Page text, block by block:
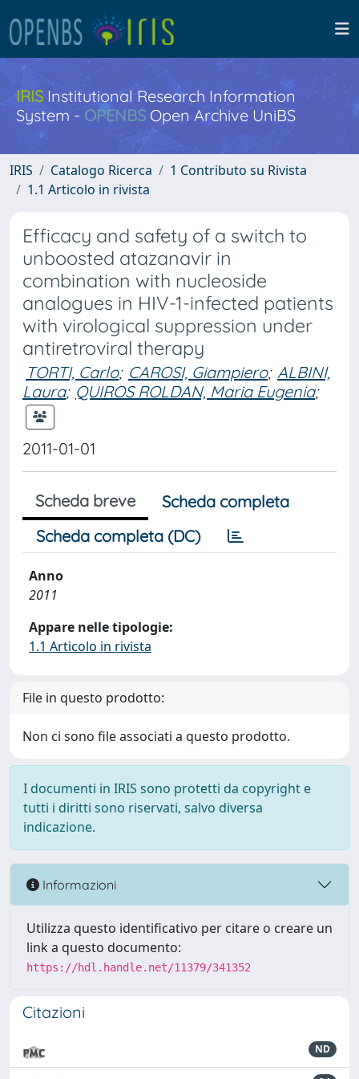
IRISInstitutional Research Information
System - OPENBS Open Archive UniBS
IRIS Catalogo Ricerca
1 Contributo su Rivista
1.1 Articolo in rivista
Efficacy and safety of a switch to
unboosted atazanavir in
combination with nucleoside
analogues in HIV-1-infected patients
with virological suppression under
antiretroviral therapy
TORTI, Carlo; CAROSI, Giampiero; ALBINI,
Laura; QUIROS ROLDAN, Maria Eugenia;
2011-01-01
Scheda breve
Scheda completa
Scheda completa (DC)
Anno
2011
Appare nelle tipologie:
1.1 Articolo in rivista
File in questo prodotto:
Non ci sono file associati a questo prodotto.
I documenti in IRIS sono protetti da copyright e
tutti i diritti sono riservati, salvo diversa
indicazione.
Informazioni
Utilizza questo identificativo per citare o creare un
link a questo documento:
https://hdl.handle.net/11379/341352
Citazioni
ND